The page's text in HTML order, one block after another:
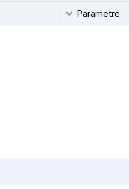
Parametre